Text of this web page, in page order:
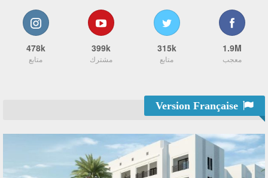
1.9M
معجب
315k
متابع
399k
مشترك
478k
متابع